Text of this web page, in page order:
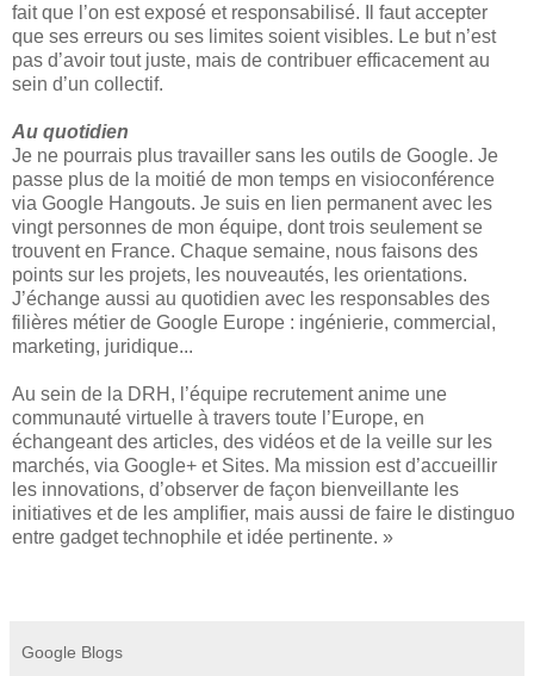
fait que l’on est exposé et responsabilisé. Il faut accepter
que ses erreurs ou ses limites soient visibles. Le but n’est
pas d’avoir tout juste, mais de contribuer efficacement au
sein d’un collectif.
Au quotidien
Je ne pourrais plus travailler sans les outils de Google. Je
passe plus de la moitié de mon temps en visioconférence
via Google Hangouts. Je suis en lien permanent avec les
vingt personnes de mon équipe, dont trois seulement se
trouvent en France. Chaque semaine, nous faisons des
points sur les projets, les nouveautés, les orientations.
J’échange aussi au quotidien avec les responsables des
filières métier de Google Europe : ingénierie, commercial,
marketing, juridique...
Au sein de la DRH, l’équipe recrutement anime une
communauté virtuelle à travers toute l’Europe, en
échangeant des articles, des vidéos et de la veille sur les
marchés, via Google+ et Sites. Ma mission est d’accueillir
les innovations, d’observer de façon bienveillante les
initiatives et de les amplifier, mais aussi de faire le distinguo
entre gadget technophile et idée pertinente. »
Google Blogs